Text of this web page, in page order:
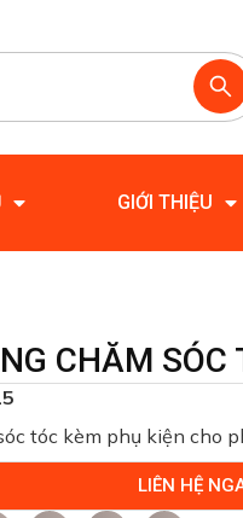
GIỚI THIỆU
CHĂM SÓC
tóc kèm phụ kiện cho
LIÊN HỆ